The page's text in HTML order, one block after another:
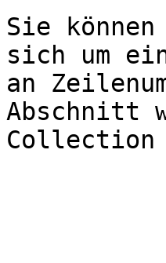
Sie
sich um
an
Abschnitt